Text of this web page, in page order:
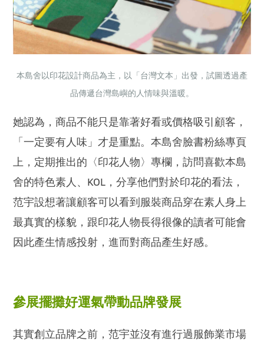
本島舍以印花設計商品為主，以「台灣文本」出發，試圖透過產
品傳遞台灣島嶼的人情味與溫暖。
她認為，商品不能只是靠著好看或價格吸引顧客，
「一定要有人味」才是重點。本島舍臉書粉絲專頁
上，定期推出的〈印花人物〉專欄，訪問喜歡本島
舍的特色素人、KOL，分享他們對於印花的看法，
范宇設想著讓顧客可以看到服裝商品穿在素人身上
最真實的樣貌，跟印花人物長得很像的讀者可能會
因此產生情感投射，進而對商品產生好感。
參展擺攤好運氣帶動品牌發展
其實創立品牌之前，范宇並沒有進行過服飾業市場